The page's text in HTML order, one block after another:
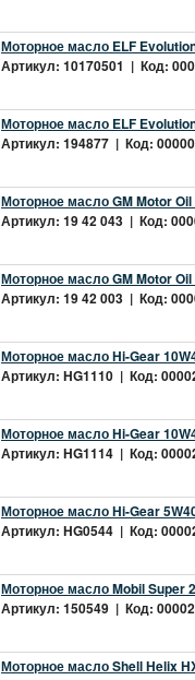
Моторное масло ELF
Артикул: 10170501 | Код:
Моторное масло ELF
Артикул: 194877 | Код:
Моторное масло GM Motor Oil
Артикул: 19 42 043 | Код:
Моторное масло GM Motor
Артикул: 19 42 003 | Код:
Моторное масло Hi-Gear
Артикул: HG1110 | Код:
Моторное масло Hi-Gear
Артикул: HG1114 | Код:
Моторное масло Hi-Gear
Артикул: HG0544 | Код:
Моторное масло Mobil Super
Артикул: 150549 | Код:
Моторное масло Shell Helix